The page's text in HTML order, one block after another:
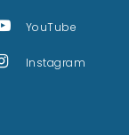
YouTube
Instagram